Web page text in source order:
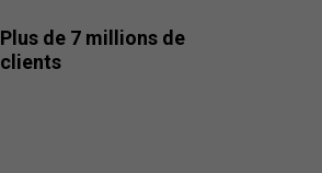
Plus de 7 millions de
clients